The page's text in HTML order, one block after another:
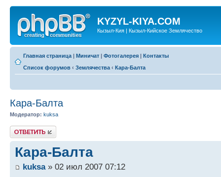
KYZYL-KIYA.COM
Кызыл-Кия | Кызыл-Кийское Землячество
Главная страница | Миничат | Фотогалерея | Контакты
Список форумов ‹ Землячества ‹ Кара-Балта
Кара-Балта
Модератор: kuksa
Ответить
Кара-Балта
kuksa» 02 июл 2007 07:12